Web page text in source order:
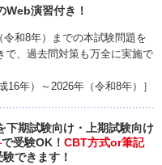
Web演習付き！
和8年）までの本試験問題を
で、過去問対策も万全に実施で
年）～2026年（令和8年）］
下期試験向け・上期試験向け
で受験OK！ CBT方式or筆記
験できます！